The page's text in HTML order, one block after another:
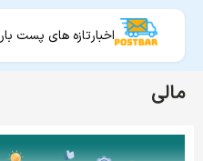
اخبارتازه های پست بار
مالی